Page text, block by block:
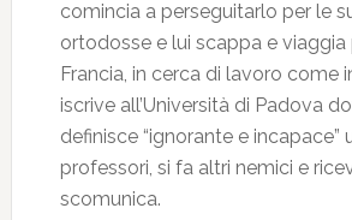
comincia a perseguitarlo per le
ortodosse e lui scappa e viaggia
Francia, in cerca di lavoro come
iscrive all’Università di Padova
definisce “ignorante e incapace”
professori, si fa altri nemici e
scomunica.